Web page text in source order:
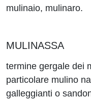
mulinaio, mulinaro.
MULINASSA
termine gergale dei
particolare mulino
galleggianti o